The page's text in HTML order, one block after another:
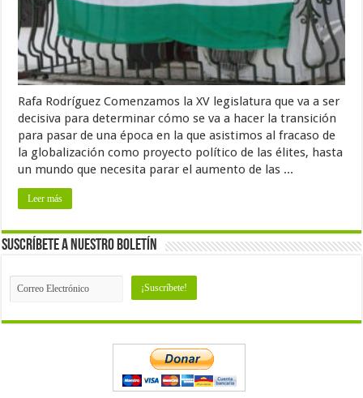
Rafa Rodríguez Comenzamos la XV legislatura que va a ser
decisiva para determinar cómo se va a hacer la transición
para pasar de una época en la que asistimos al fracaso de
la globalización como proyecto político de las élites, hasta
un mundo que necesita parar el aumento de las ...
Leer más
Suscríbete a nuestro Boletín